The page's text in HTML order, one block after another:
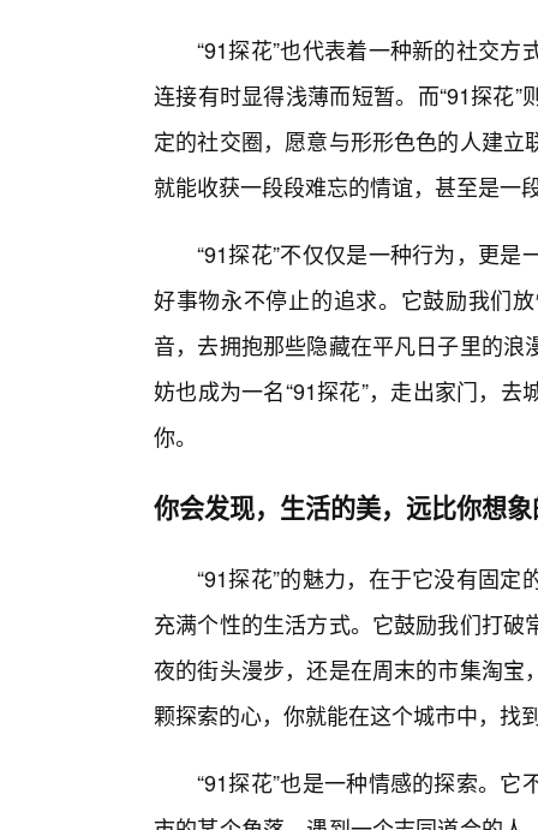
“91探花”也代表着一种新的社交
连接有时显得浅薄而短暂。而“91探花
定的社交圈，愿意与形形色色的人建
就能收获一段段难忘的情谊，甚至是一
“91探花”不仅仅是一种行为，更
好事物永不停止的追求。它鼓励我们
音，去拥抱那些隐藏在平凡日子里的
妨也成为一名“91探花”，走出家门，
你。
你会发现，生活的美，远比你想
“91探花”的魅力，在于它没有固
充满个性的生活方式。它鼓励我们打
夜的街头漫步，还是在周末的市集淘
颗探索的心，你就能在这个城市中，找
“91探花”也是一种情感的探索。